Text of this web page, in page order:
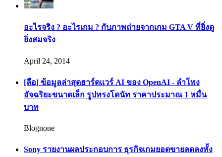
อะไรจริง ? อะไรเกม ? กับภาพถ่ายจากเกม GTA V ที่ยิ่งดู
ยิ่งสมจริง
April 24, 2014
[ลือ] ข้อมูลล่าสุดฮาร์ดแวร์ AI ของ OpenAI - ลำโพง
อัจฉริยะขนาดเล็ก รูปทรงโดนัท ราคาประมาณ 1 หมื่น
บาท
Blognone
Sony รายงานผลประกอบการ ธุรกิจเกมยอดขายลดลงทั้ง